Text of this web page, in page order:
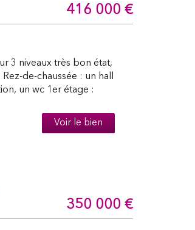
416 000 €
3 niveaux très bon état,
de-chaussée : un hall
un wc 1er étage :
Voir le bien
350 000 €